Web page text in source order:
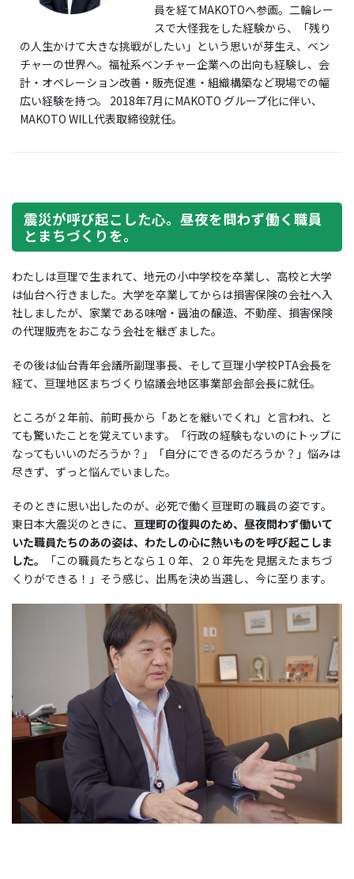
員を経てMAKOTOへ参画。二輪レー
スで大怪我をした経験から、「残り
の人生かけて大きな挑戦がしたい」という思いが芽生え、ベン
チャーの世界へ。福祉系ベンチャー企業への出向も経験し、会
計・オペレーション改善・販売促進・組織構築など現場での幅
広い経験を持つ。 2018年7月にMAKOTO グループ化に伴い、
MAKOTO WILL代表取締役就任。
震災が呼び起こした心。昼夜を問わず働く職員
とまちづくりを。
わたしは亘理で生まれて、地元の小中学校を卒業し、高校と大学
は仙台へ行きました。大学を卒業してからは損害保険の会社へ入
社しましたが、家業である味噌・醤油の醸造、不動産、損害保険
の代理販売をおこなう会社を継ぎました。
その後は仙台青年会議所副理事長、そして亘理小学校PTA会長を
経て、亘理地区まちづくり協議会地区事業部会部会長に就任。
ところが２年前、前町長から「あとを継いでくれ」と言われ、と
ても驚いたことを覚えています。「行政の経験もないのにトップに
なってもいいのだろうか？」「自分にできるのだろうか？」悩みは
尽きず、ずっと悩んでいました。
そのときに思い出したのが、必死で働く亘理町の職員の姿です。
東日本大震災のときに、 亘理町の復興のため、昼夜問わず働いて
いた職員たちのあの姿は、わたしの心に熱いものを呼び起こしま
した。
「この職員たちとなら１０年、２０年先を見据えたまちづ
くりができる！」そう感じ、出馬を決め当選し、今に至ります。